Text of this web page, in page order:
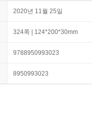
2020년 11월 25일
324쪽 | 124*200*30mm
9788950993023
8950993023